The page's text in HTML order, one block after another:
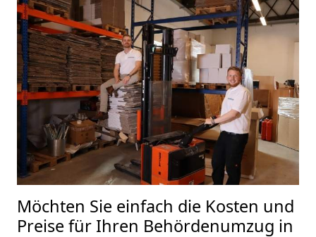
Möchten Sie einfach die Kosten und
Preise für Ihren Behördenumzug in